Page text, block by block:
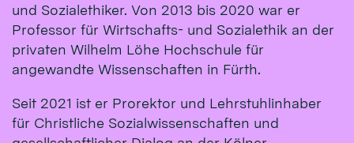
und Sozialethiker. Von 2013 bis 2020 war er
Professor für Wirtschafts- und Sozialethik an der
privaten Wilhelm Löhe Hochschule für
angewandte Wissenschaften in Fürth.
Seit 2021 ist er Prorektor und Lehrstuhlinhaber
für Christliche Sozialwissenschaften und